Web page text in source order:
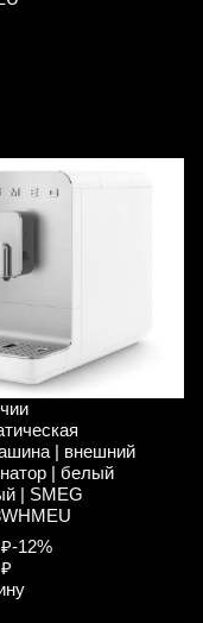
| внешний
| белый
| SMEG
-12%